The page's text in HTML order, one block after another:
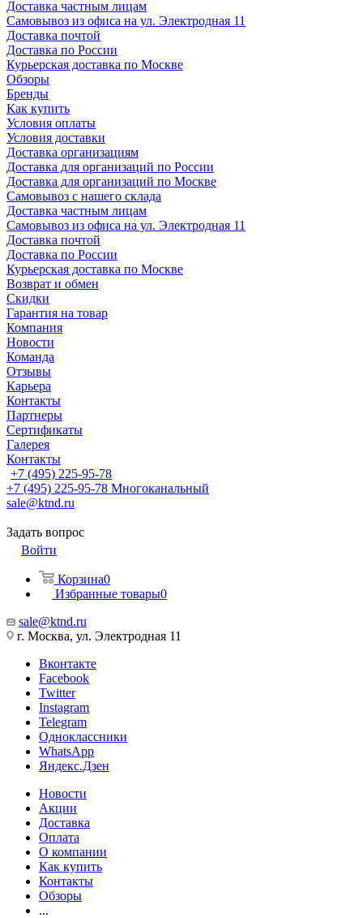
Доставка частным лицам
Самовывоз из офиса на ул. Электродная 11
Доставка почтой
Доставка по России
Курьерская доставка по Москве
Обзоры
Бренды
Как купить
Условия оплаты
Условия доставки
Доставка организациям
Доставка для организаций по России
Доставка для организаций по Москве
Самовывоз с нашего склада
Доставка частным лицам
Самовывоз из офиса на ул. Электродная 11
Доставка почтой
Доставка по России
Курьерская доставка по Москве
Возврат и обмен
Скидки
Гарантия на товар
Компания
Новости
Команда
Отзывы
Карьера
Контакты
Партнеры
Сертификаты
Галерея
Контакты
+7 (495) 225-95-78
+7 (495) 225-95-78 Многоканальный
sale@ktnd.ru
Задать вопрос
Войти
Корзина0
Избранные товары0
sale@ktnd.ru
г. Москва, ул. Электродная 11
Вконтакте
Facebook
Twitter
Instagram
Telegram
Одноклассники
WhatsApp
Яндекс.Дзен
Новости
Акции
Доставка
Оплата
О компании
Как купить
Контакты
Обзоры
...